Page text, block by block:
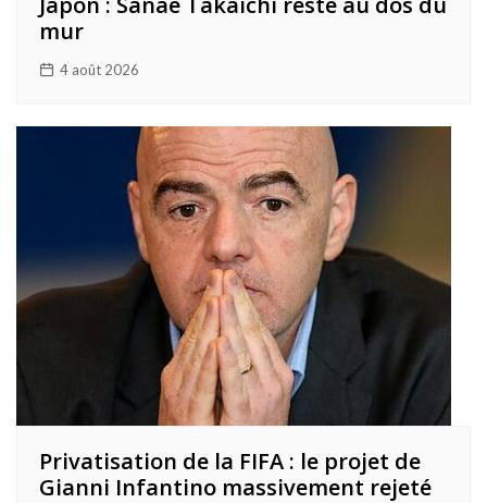
mur
4 août 2026
Privatisation de la FIFA : le projet de
Gianni Infantino massivement rejeté